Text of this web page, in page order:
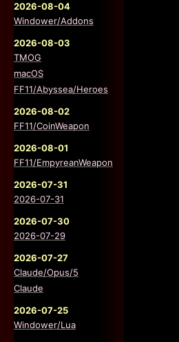
2026-08-04
Windower/Addons
2026-08-03
TMOG
macOS
FF11/Abyssea/Heroes
2026-08-02
FF11/CoinWeapon
2026-08-01
FF11/EmpyreanWeapon
2026-07-31
2026-07-31
2026-07-30
2026-07-29
2026-07-27
Claude/Opus/5
Claude
2026-07-25
Windower/Lua